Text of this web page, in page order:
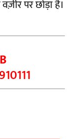
पर छोड़ा है।